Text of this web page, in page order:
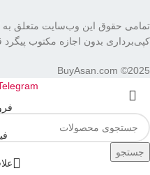
تمامی حقوق این وب‌سایت متعلق به
کپی‌برداری بدون اجازه مکتوب پیگرد
BuyAsan.com ©2025
جستجو